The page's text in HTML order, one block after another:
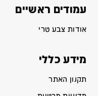
עמודים ראשיים
אודות צבע טרי
מידע כללי
תקנון האתר